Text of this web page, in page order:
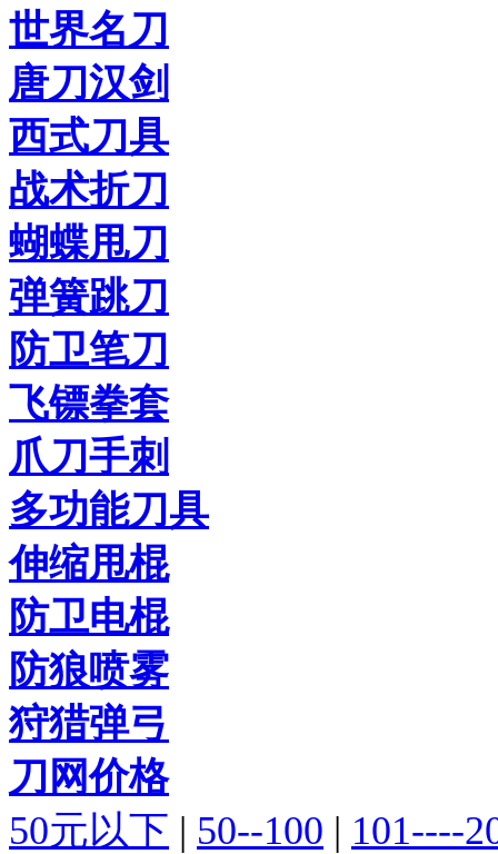
世界名刀
唐刀汉剑
西式刀具
战术折刀
蝴蝶甩刀
弹簧跳刀
防卫笔刀
飞镖拳套
爪刀手刺
多功能刀具
伸缩甩棍
防卫电棍
防狼喷雾
狩猎弹弓
刀网价格
50元以下 | 50--100 | 101----